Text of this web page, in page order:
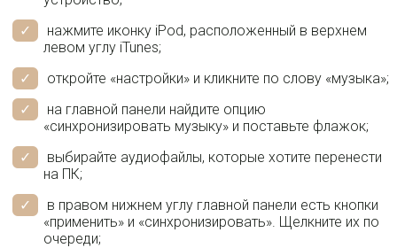
нажмите иконку iPod, расположенный в верхнем
левом углу iTunes;
откройте «настройки» и кликните по слову «музыка»;
на главной панели найдите опцию
«синхронизировать музыку» и поставьте флажок;
выбирайте аудиофайлы, которые хотите перенести
на ПК;
в правом нижнем углу главной панели есть кнопки
«применить» и «синхронизировать». Щелкните их по
очереди;